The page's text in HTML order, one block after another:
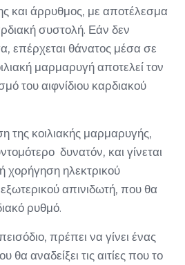
και άρρυθμος, με αποτέλεσμα
συστολή. Εάν δεν
επέρχεται θάνατος μέσα σε
μαρμαρυγή αποτελεί τον
του αιφνίδιου καρδιακού
της κοιλιακής μαρμαρυγής,
δυνατόν, και γίνεται
χορήγηση ηλεκτρικού
απινιδωτή, που θα
ρυθμό.
πρέπει να γίνει ένας
θα αναδείξει τις αιτίες που το